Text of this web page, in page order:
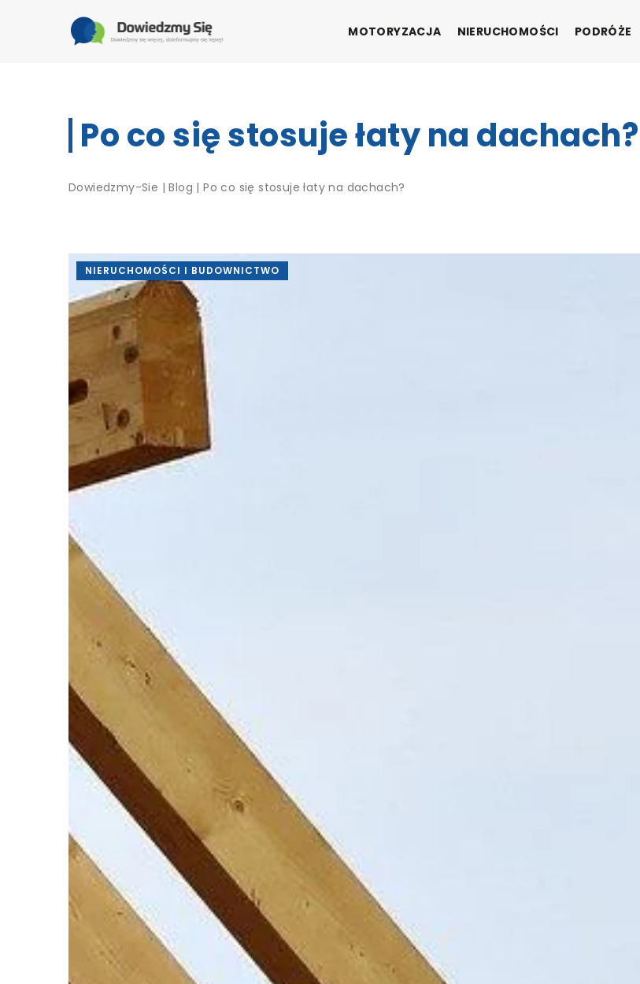
MOTORYZACJA NIERUCHOMOŚCI PODRÓŻE
Po co się stosuje łaty na dachach?
Dowiedzmy-Sie |Blog |Po co się stosuje łaty na dachach?
NIERUCHOMOŚCI I BUDOWNICTWO
MOTO & TECH
Czym wyróżnia się Playstation 4?
Na przestrzeni lat konsola od firmy Sony
zyskała miano najlepszej na świecie –
nie przez przypadek. Od momentu
wydania jej […]